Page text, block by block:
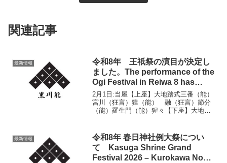
関連記事
最新情報
令和8年 王祇祭の演目が決定し
ました。The performance of the
Ogi Festival in Reiwa 8 has
been decided.
2月1日:当屋【上座】大地踏式三番（能）
宮川（狂言）猿（能） 融（狂言）節分
（能）羅生門（能）猩々【下座】大地踏
（能）岩船２月２日：春日神社上座
（能）宮川下座（能）高砂大地...
最新情報
令和8年 春日神社例大祭につい
て Kasuga Shrine Grand
Festival 2026 – Kurokawa Noh